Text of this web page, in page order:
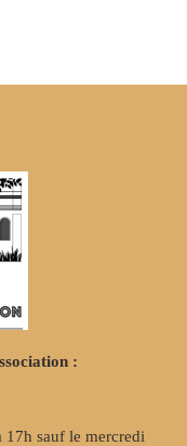
:
sauf le mercredi